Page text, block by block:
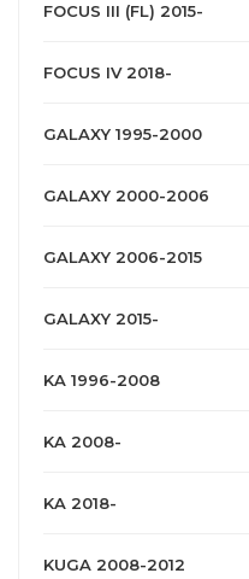
FOCUS III (FL) 2015-
FOCUS IV 2018-
GALAXY 1995-2000
GALAXY 2000-2006
GALAXY 2006-2015
GALAXY 2015-
KA 1996-2008
KA 2008-
KA 2018-
KUGA 2008-2012